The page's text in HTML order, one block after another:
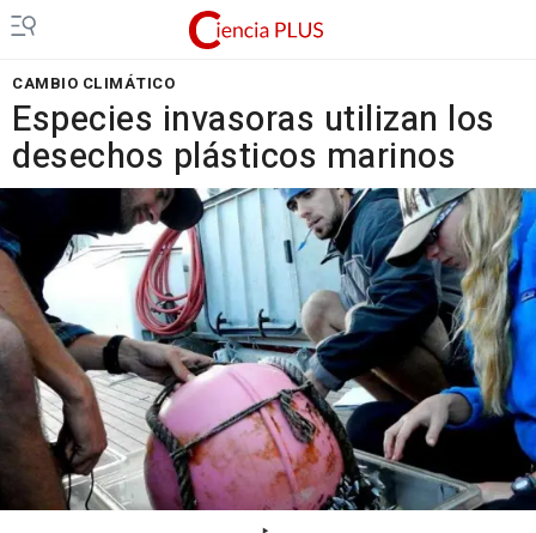
CAMBIO CLIMÁTICO
Especies invasoras utilizan los
desechos plásticos marinos